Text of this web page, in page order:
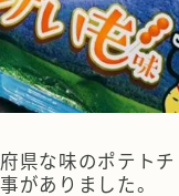
県な味のポテト
がありました。